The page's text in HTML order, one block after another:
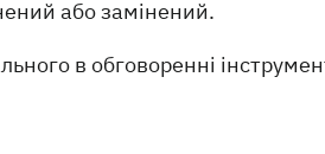
або замінений.
в обговоренні